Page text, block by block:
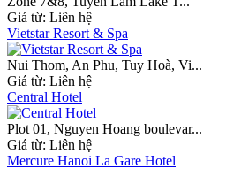
Giá từ: Liên hệ
Vietstar Resort & Spa
Nui Thom, An Phu, Tuy Hoà, Vi...
Giá từ: Liên hệ
Central Hotel
Plot 01, Nguyen Hoang boulevar...
Giá từ: Liên hệ
Mercure Hanoi La Gare Hotel